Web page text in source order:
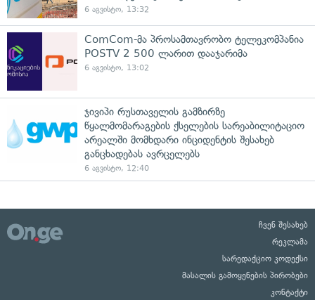
6 აგვისტო, 13:32
ComCom-მა პროსამთავრობო ტელეკომპანია
POSTV 2 500 ლარით დააჯარიმა
6 აგვისტო, 13:02
ჯივიპი რუსთაველის გამზირზე
წყალმომარაგების ქსელების სარეაბილიტაციო
არეალში მომხდარი ინციდენტის შესახებ
განცხადებას ავრცელებს
6 აგვისტო, 12:40
ჩვენ შესახებ
რეკლამა
სარედაქციო კოდექსი
მასალის გამოყენების პირობები
კონტაქტი